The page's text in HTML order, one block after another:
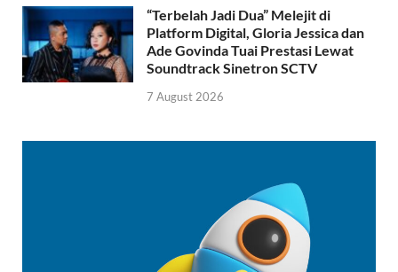
“Terbelah Jadi Dua” Melejit di
Platform Digital, Gloria Jessica dan
Ade Govinda Tuai Prestasi Lewat
Soundtrack Sinetron SCTV
7 August 2026